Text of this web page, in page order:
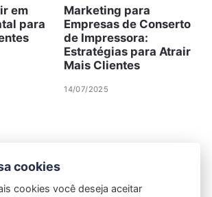
em
para
Marketing para
Empresas de Conserto
de Impressora:
Estratégias para Atrair
Mais Clientes
14/07/2025
cookies
cookies você deseja aceitar